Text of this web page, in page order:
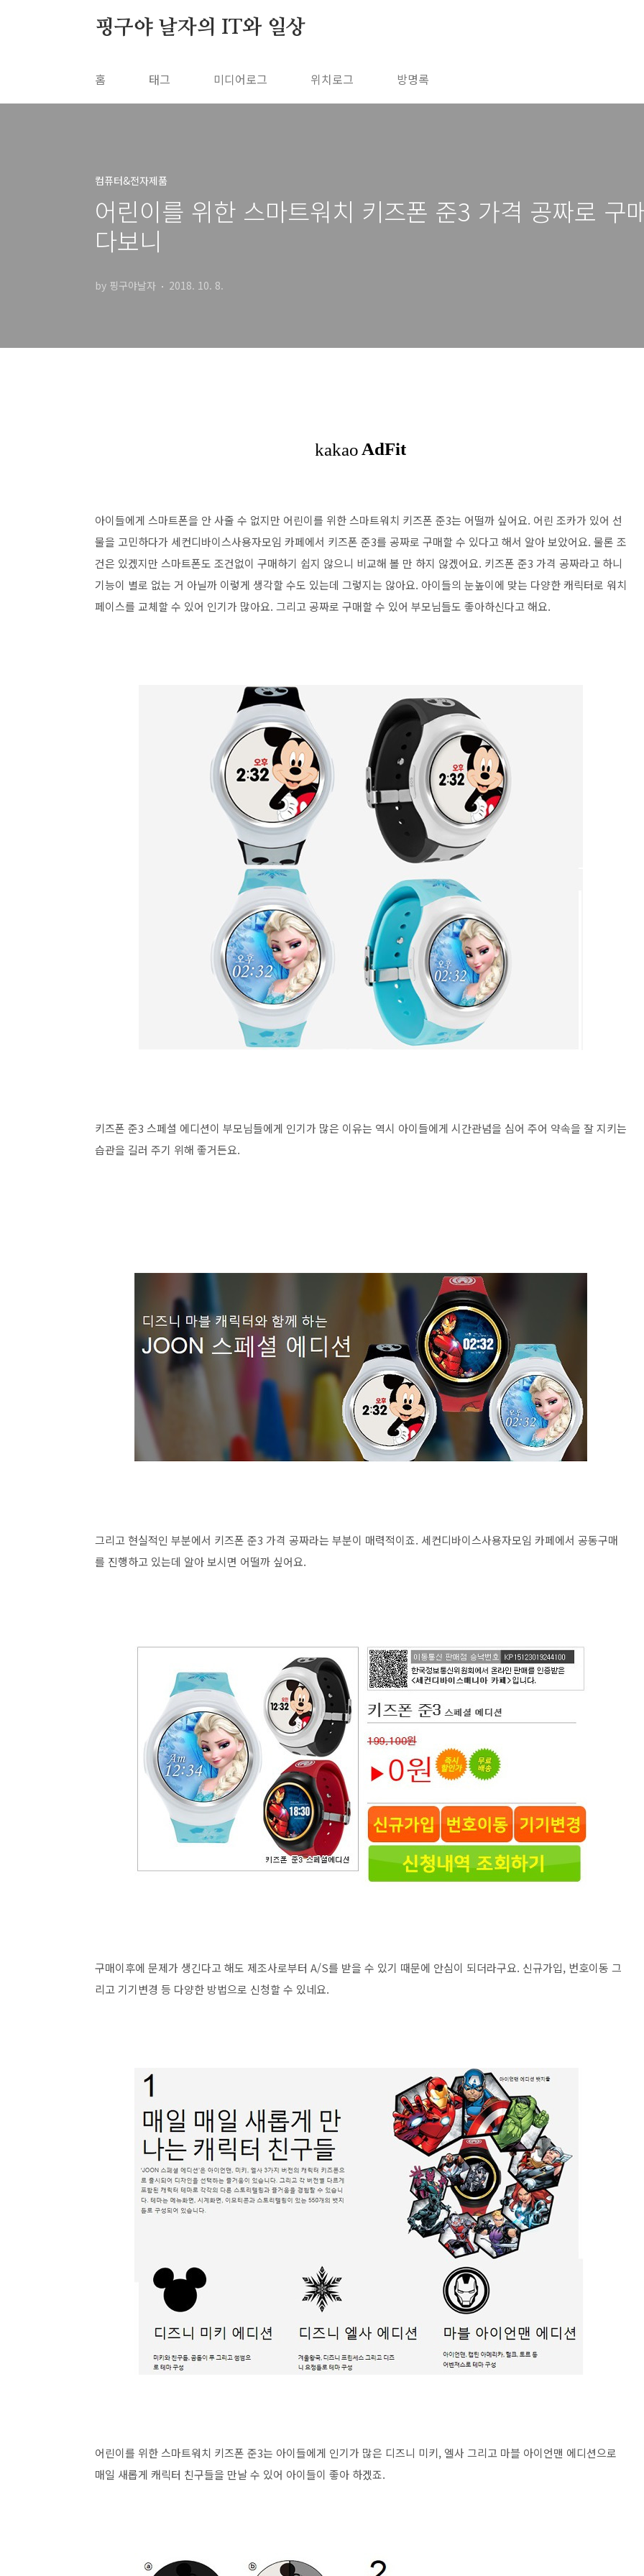
핑구야 날자의 IT와 일상
홈 태그 미디어로그 위치로그 방명록
컴퓨터&전자제품
어린이를 위한 스마트워치 키즈폰 준3 가격 공짜로 구
다보니
by 핑구야날자 2018. 10. 8.
아이들에게 스마트폰을 안 사줄 수 없지만 어린이를 위한 스마트워치 키즈폰 준3는 어떨까 싶어요. 어린 조카가 있어 선
물을 고민하다가 세컨디바이스사용자모임 카페에서 키즈폰 준3를 공짜로 구매할 수 있다고 해서 알아 보았어요. 물론 조
건은 있겠지만 스마트폰도 조건없이 구매하기 쉽지 않으니 비교해 볼 만 하지 않겠어요. 키즈폰 준3 가격 공짜라고 하니
기능이 별로 없는 거 아닐까 이렇게 생각할 수도 있는데 그렇지는 않아요. 아이들의 눈높이에 맞는 다양한 캐릭터로 워치
페이스를 교체할 수 있어 인기가 많아요. 그리고 공짜로 구매할 수 있어 부모님들도 좋아하신다고 해요.
키즈폰 준3 스페셜 에디션이 부모님들에게 인기가 많은 이유는 역시 아이들에게 시간관념을 심어 주어 약속을 잘 지키는
습관을 길러 주기 위해 좋거든요.
그리고 현실적인 부분에서 키즈폰 준3 가격 공짜라는 부분이 매력적이죠. 세컨디바이스사용자모임 카페에서 공동구매
를 진행하고 있는데 알아 보시면 어떨까 싶어요.
구매이후에 문제가 생긴다고 해도 제조사로부터 A/S를 받을 수 있기 때문에 안심이 되더라구요. 신규가입, 번호이동 그
리고 기기변경 등 다양한 방법으로 신청할 수 있네요.
어린이를 위한 스마트워치 키즈폰 준3는 아이들에게 인기가 많은 디즈니 미키, 엘사 그리고 마블 아이언맨 에디션으로
매일 새롭게 캐릭터 친구들을 만날 수 있어 아이들이 좋아 하겠죠.